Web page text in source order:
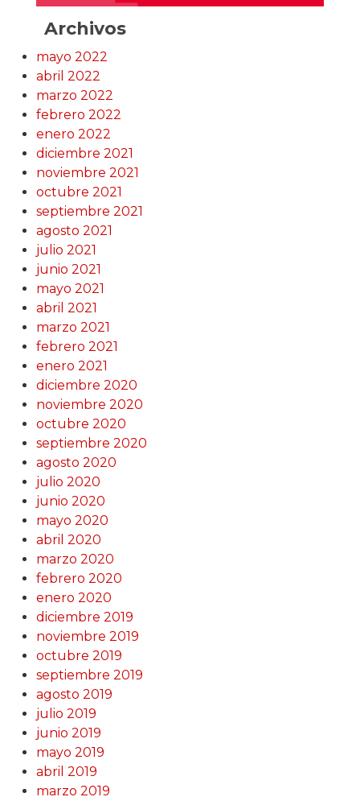
Archivos
mayo 2022
abril 2022
marzo 2022
febrero 2022
enero 2022
diciembre 2021
noviembre 2021
octubre 2021
septiembre 2021
agosto 2021
julio 2021
junio 2021
mayo 2021
abril 2021
marzo 2021
febrero 2021
enero 2021
diciembre 2020
noviembre 2020
octubre 2020
septiembre 2020
agosto 2020
julio 2020
junio 2020
mayo 2020
abril 2020
marzo 2020
febrero 2020
enero 2020
diciembre 2019
noviembre 2019
octubre 2019
septiembre 2019
agosto 2019
julio 2019
junio 2019
mayo 2019
abril 2019
marzo 2019